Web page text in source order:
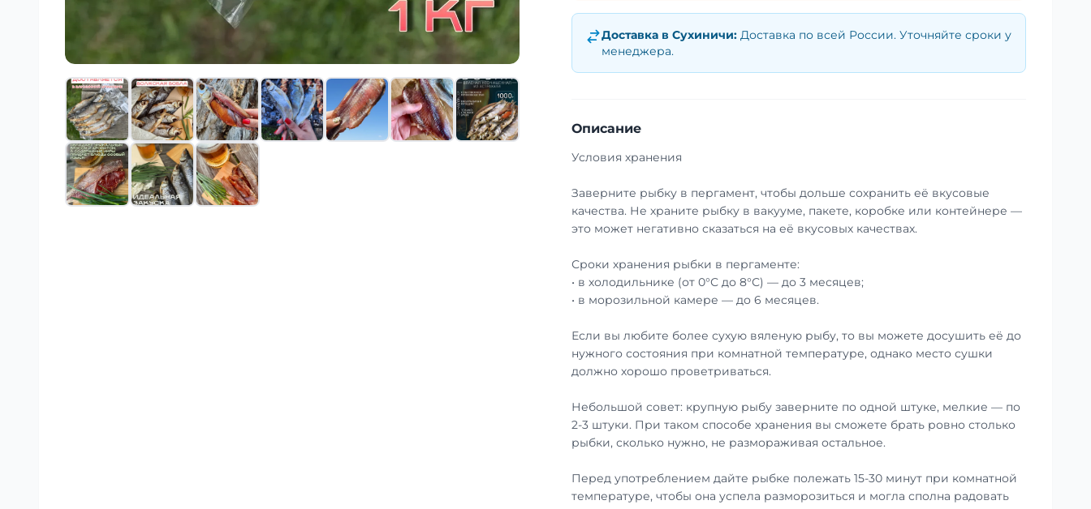
Доставка в Сухиничи: Доставка по всей России. Уточняйте сроки у
менеджера.
Описание
Условия хранения
Заверните рыбку в пергамент, чтобы дольше сохранить её вкусовые
качества. Не храните рыбку в вакууме, пакете, коробке или контейнере —
это может негативно сказаться на её вкусовых качествах.
Сроки хранения рыбки в пергаменте:
• в холодильнике (от 0°С до 8°С) — до 3 месяцев;
• в морозильной камере — до 6 месяцев.
Если вы любите более сухую вяленую рыбу, то вы можете досушить её до
нужного состояния при комнатной температуре, однако место сушки
должно хорошо проветриваться.
Небольшой совет: крупную рыбу заверните по одной штуке, мелкие — по
2-3 штуки. При таком способе хранения вы сможете брать ровно столько
рыбки, сколько нужно, не размораживая остальное.
Перед употреблением дайте рыбке полежать 15-30 минут при комнатной
температуре, чтобы она успела разморозиться и могла сполна радовать